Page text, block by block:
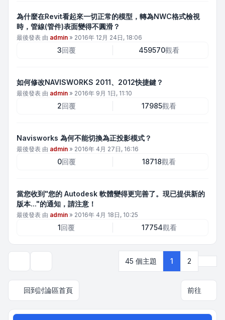
為什麼在Revit看起來一切正常的模型，轉為NWC格式檢視
時，管線(管件)表面變得不圓滑？
最後發表 由 admin » 2016年 12月 24日, 18:06
3回覆 459570觀看
如何修改NAVISWORKS 2011、2012快捷鍵？
最後發表 由 admin » 2016年 9月 1日, 11:10
2回覆 17985觀看
Navisworks 為何不能切換為正投影模式？
最後發表 由 admin » 2016年 4月 27日, 16:16
0回覆 18718觀看
當您收到"您的 Autodesk 軟體變得更完善了。現已提供新的
版本..."的通知，請注意！
最後發表 由 admin » 2016年 4月 18日, 10:25
1回覆 17754觀看
45 個主題 1 2
回到討論區首頁 前往